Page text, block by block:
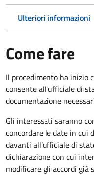
Ulteriori informazioni
Come fare
Il procedimento ha inizio
consente all'ufficiale di
documentazione
Gli interessati saranno
concordare le date in cui
davanti all’ufficiale di
dichiarazione con cui
modificare gli accordi già